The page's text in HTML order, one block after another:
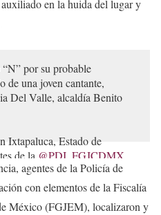
en la huida del lugar y
por su probable
de una joven cantante,
Del Valle, alcaldía Benito
Ixtapaluca, Estado de
de la @PDI_FGJCDMX
October 30, 2025
agentes de la Policía de
con elementos de la Fiscalía
México (FGJEM), localizaron y